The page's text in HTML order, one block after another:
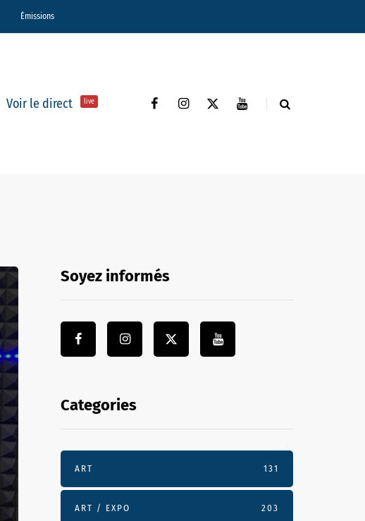
Émissions
Voir le direct live
Soyez informés
Categories
ART 131
ART / EXPO 203